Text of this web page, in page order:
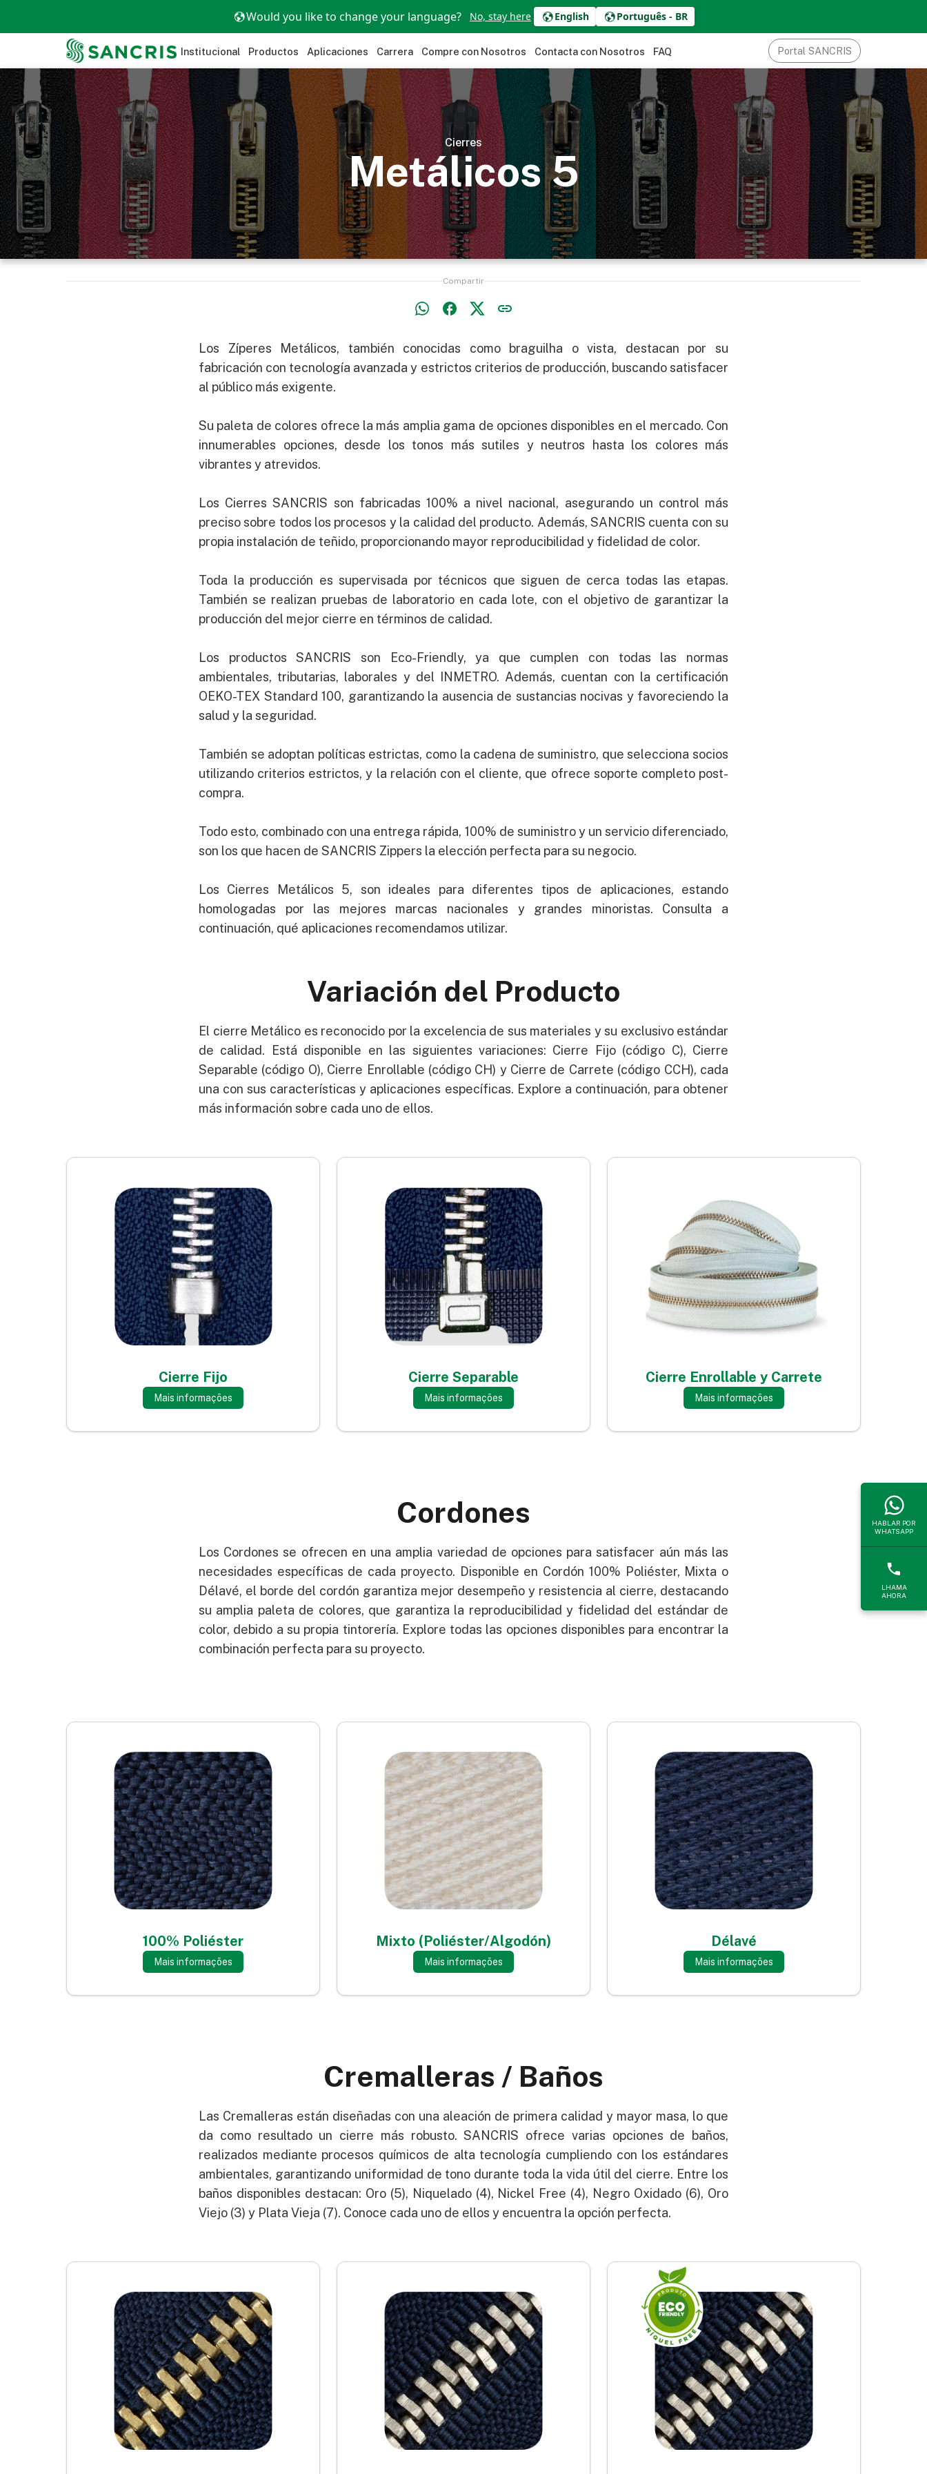
Would you like to change your language? No, stay here English Português - BR
Institucional Productos Aplicaciones Carrera Compre con Nosotros Contacta con Nosotros FAQ Portal SANCRIS
Cierres
Metálicos 5
Compartir
Los Zíperes Metálicos, también conocidas como braguilha o vista, destacan por su
fabricación con tecnología avanzada y estrictos criterios de producción, buscando satisfacer
al público más exigente.
Su paleta de colores ofrece la más amplia gama de opciones disponibles en el mercado. Con
innumerables opciones, desde los tonos más sutiles y neutros hasta los colores más
vibrantes y atrevidos.
Los Cierres SANCRIS son fabricadas 100% a nivel nacional, asegurando un control más
preciso sobre todos los procesos y la calidad del producto. Además, SANCRIS cuenta con su
propia instalación de teñido, proporcionando mayor reproducibilidad y fidelidad de color.
Toda la producción es supervisada por técnicos que siguen de cerca todas las etapas.
También se realizan pruebas de laboratorio en cada lote, con el objetivo de garantizar la
producción del mejor cierre en términos de calidad.
Los productos SANCRIS son Eco-Friendly, ya que cumplen con todas las normas
ambientales, tributarias, laborales y del INMETRO. Además, cuentan con la certificación
OEKO-TEX Standard 100, garantizando la ausencia de sustancias nocivas y favoreciendo la
salud y la seguridad.
También se adoptan políticas estrictas, como la cadena de suministro, que selecciona socios
utilizando criterios estrictos, y la relación con el cliente, que ofrece soporte completo post-
compra.
Todo esto, combinado con una entrega rápida, 100% de suministro y un servicio diferenciado,
son los que hacen de SANCRIS Zippers la elección perfecta para su negocio.
Los Cierres Metálicos 5, son ideales para diferentes tipos de aplicaciones, estando
homologadas por las mejores marcas nacionales y grandes minoristas. Consulta a
continuación, qué aplicaciones recomendamos utilizar.
Variación del Producto
El cierre Metálico es reconocido por la excelencia de sus materiales y su exclusivo estándar
de calidad. Está disponible en las siguientes variaciones: Cierre Fijo (código C), Cierre
Separable (código O), Cierre Enrollable (código CH) y Cierre de Carrete (código CCH), cada
una con sus características y aplicaciones específicas. Explore a continuación, para obtener
más información sobre cada uno de ellos.
Cierre Fijo
Mais informações
Cierre Separable
Mais informações
Cierre Enrollable y Carrete
Mais informações
Cordones
Los Cordones se ofrecen en una amplia variedad de opciones para satisfacer aún más las
necesidades específicas de cada proyecto. Disponible en Cordón 100% Poliéster, Mixta o
Délavé, el borde del cordón garantiza mejor desempeño y resistencia al cierre, destacando
su amplia paleta de colores, que garantiza la reproducibilidad y fidelidad del estándar de
color, debido a su propia tintorería. Explore todas las opciones disponibles para encontrar la
combinación perfecta para su proyecto.
100% Poliéster
Mais informações
Mixto (Poliéster/Algodón)
Mais informações
Délavé
Mais informações
Cremalleras / Baños
Las Cremalleras están diseñadas con una aleación de primera calidad y mayor masa, lo que
da como resultado un cierre más robusto. SANCRIS ofrece varias opciones de baños,
realizados mediante procesos químicos de alta tecnología cumpliendo con los estándares
ambientales, garantizando uniformidad de tono durante toda la vida útil del cierre. Entre los
baños disponibles destacan: Oro (5), Niquelado (4), Nickel Free (4), Negro Oxidado (6), Oro
Viejo (3) y Plata Vieja (7). Conoce cada uno de ellos y encuentra la opción perfecta.
HABLAR POR
WHATSAPP
LHAMA
AHORA